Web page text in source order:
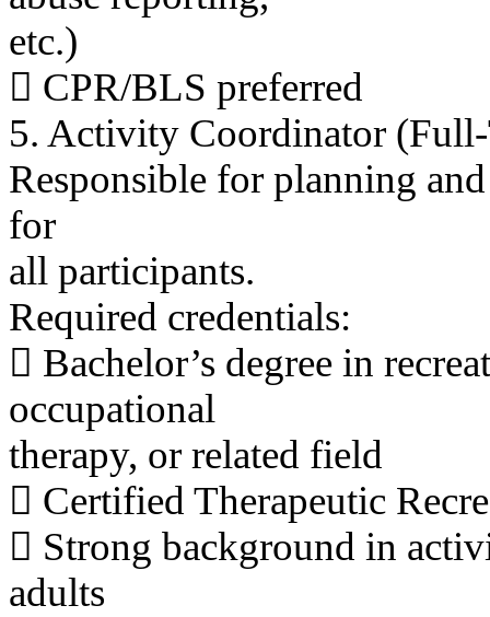
etc.)
 CPR/BLS preferred
5. Activity Coordinator
Responsible for planning
for
all participants.
Required credentials:
 Bachelor’s degree in
occupational
therapy, or related field
 Certified Therapeutic
 Strong background in
adults